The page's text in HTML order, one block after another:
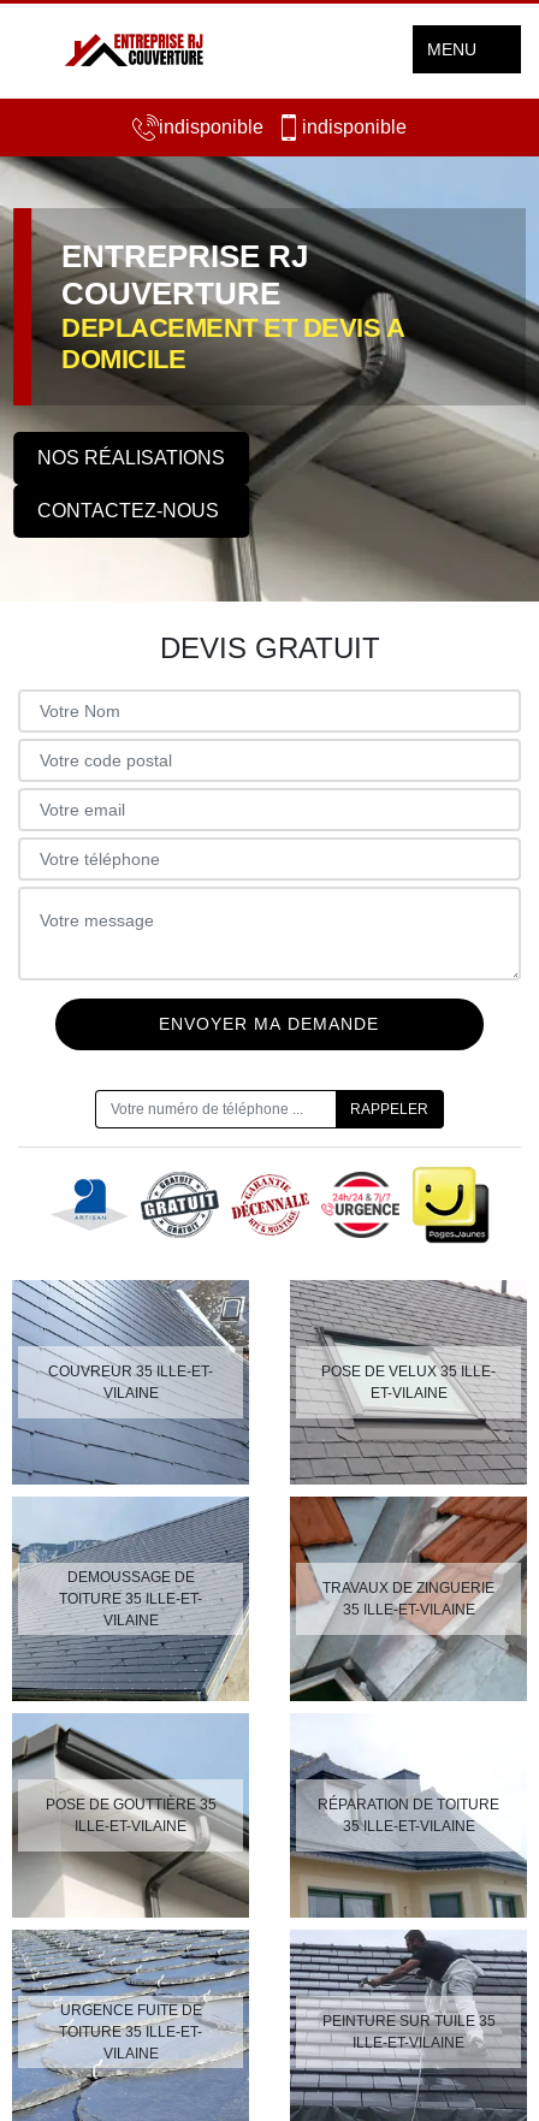
indisponible indisponible
MENU
ENTREPRISE RJ
COUVERTURE
DEPLACEMENT ET DEVIS A
DOMICILE
NOS RÉALISATIONS
CONTACTEZ-NOUS
DEVIS GRATUIT
COUVREUR 35 ILLE-ET-
VILAINE
DEMOUSSAGE DE
TOITURE 35 ILLE-ET-
VILAINE
POSE DE GOUTTIÈRE 35
ILLE-ET-VILAINE
URGENCE FUITE DE
TOITURE 35 ILLE-ET-
VILAINE
POSE DE VELUX 35 ILLE-
ET-VILAINE
TRAVAUX DE ZINGUERIE
35 ILLE-ET-VILAINE
RÉPARATION DE TOITURE
35 ILLE-ET-VILAINE
PEINTURE SUR TUILE 35
ILLE-ET-VILAINE